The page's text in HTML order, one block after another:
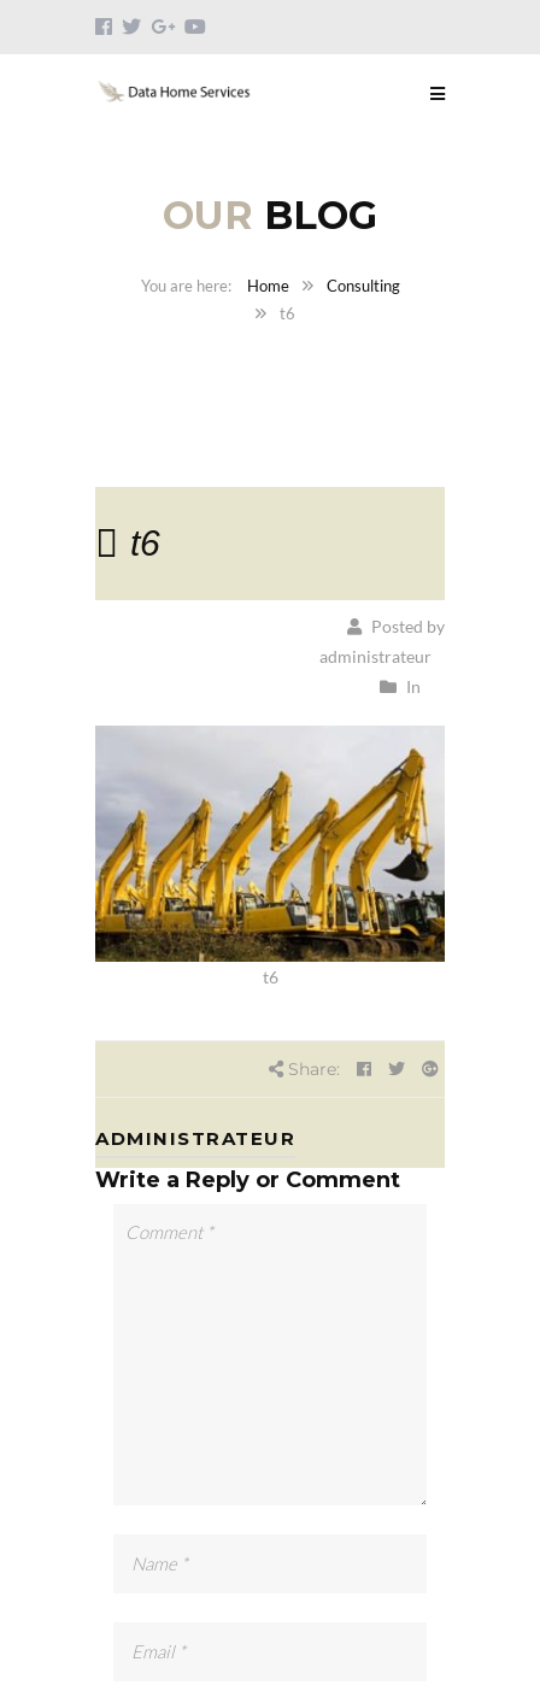
OUR BLOG
Home
Consulting
t6
t6
Posted by
administrateur
In
t6
Share:
ADMINISTRATEUR
Write a Reply or Comment